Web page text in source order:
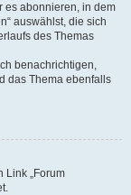
es abonnieren, in dem
auswählst, die sich
des Themas
benachrichtigen,
das Thema ebenfalls
Link „Forum